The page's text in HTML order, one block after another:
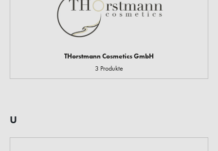
THorstmann Cosmetics GmbH
3 Produkte
U